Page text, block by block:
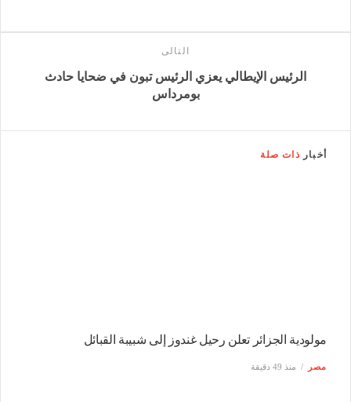
التالى
الرئيس الإيطالي يعزي الرئيس تبون في ضحايا حادث
بومرداس
أخبار ذات صلة
مولودية الجزائر تعلن رحيل غندوز إلى شبيبة القبائل
مصر منذ 49 دقيقة